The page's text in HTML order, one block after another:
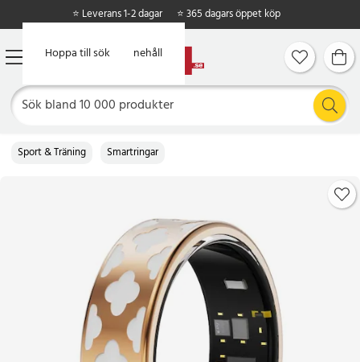
Hoppa till huvudinnehåll
Hoppa till sök
⭐ Leverans 1-2 dagar ⭐ 365 dagars öppet köp
Sport & Träning Smartringar